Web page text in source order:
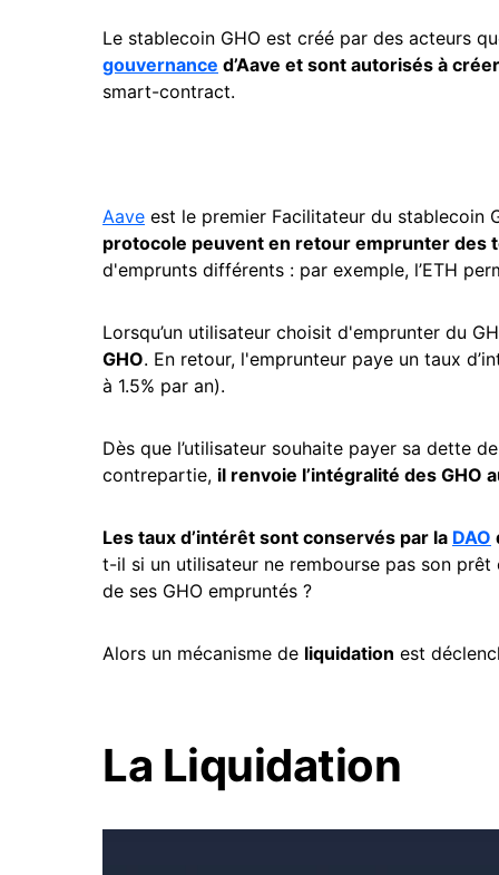
Le stablecoin GHO est créé par des acteurs
gouvernance d’Aave et sont autorisés à
smart-contract.
Aave est le premier Facilitateur du stablecoin
protocole peuvent en retour emprunter des
d'emprunts différents : par exemple, l’ETH
Lorsqu’un utilisateur choisit d'emprunter du
GHO. En retour, l'emprunteur paye un taux
à 1.5% par an).
Dès que l’utilisateur souhaite payer sa dette
contrepartie, il renvoie l’intégralité des GHO
Les taux d’intérêt sont conservés par la DAO
t-il si un utilisateur ne rembourse pas son
de ses GHO empruntés ?
Alors un mécanisme de liquidation est
La Liquidation